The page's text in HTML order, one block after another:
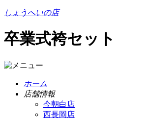
しょうへいの店
卒業式袴セット
ホーム
店舗情報
今朝白店
西長岡店